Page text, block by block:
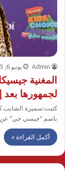
Admin يونيو 6, 2025
المغنية
لجمهورها بعد
كتبت:سميرة الشايب
باسم “جيسي جي” عن
أكمل القراءة »